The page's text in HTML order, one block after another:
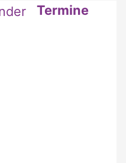
Termine